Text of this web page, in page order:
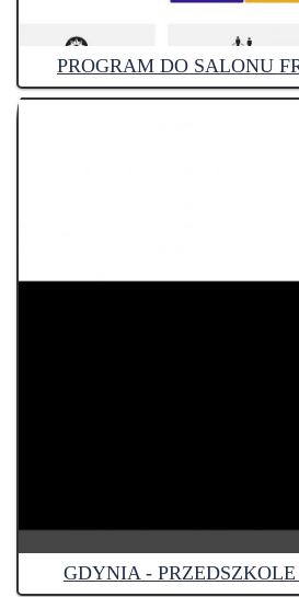
PROGRAM DO SALONU
GDYNIA -